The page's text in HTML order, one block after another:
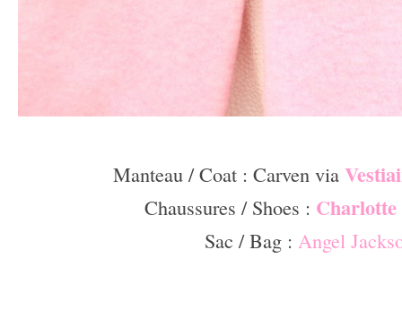
Manteau / Coat : Carven via
Chaussures / Shoes :
Sac / Bag : Angel